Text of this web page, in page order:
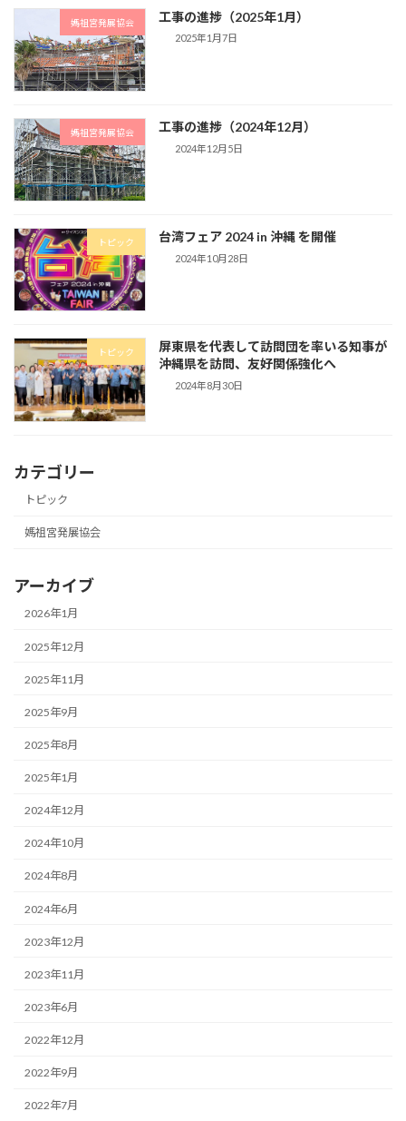
媽祖宮発展協会 工事の進捗（2025年1月）
2025年1月7日
媽祖宮発展協会 工事の進捗（2024年12月）
2024年12月5日
トピック 台湾フェア 2024 in 沖縄 を開催
2024年10月28日
トピック
屏東県を代表して訪問団を率いる知事が
沖縄県を訪問、友好関係強化へ
2024年8月30日
カテゴリー
トピック
媽祖宮発展協会
アーカイブ
2026年1月
2025年12月
2025年11月
2025年9月
2025年8月
2025年1月
2024年12月
2024年10月
2024年8月
2024年6月
2023年12月
2023年11月
2023年6月
2022年12月
2022年9月
2022年7月